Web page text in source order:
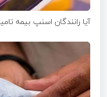
آیا رانندگان اسنپ بیمه